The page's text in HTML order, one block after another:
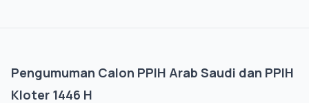
Pengumuman Calon PPIH Arab Saudi dan PPIH
Kloter 1446 H